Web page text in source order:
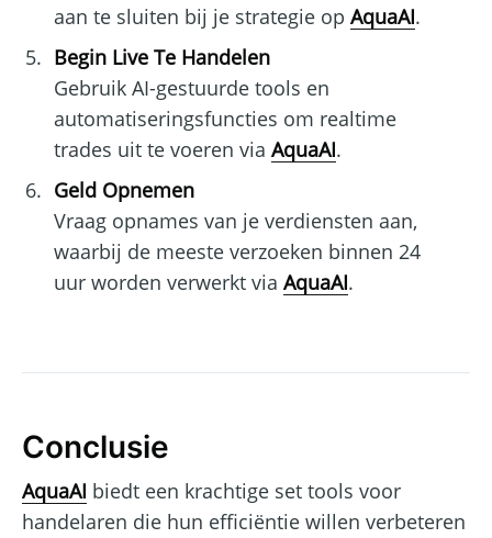
aan te sluiten bij je strategie op AquaAI.
Begin Live Te Handelen
Gebruik AI-gestuurde tools en
automatiseringsfuncties om realtime
trades uit te voeren via AquaAI.
Geld Opnemen
Vraag opnames van je verdiensten aan,
waarbij de meeste verzoeken binnen 24
uur worden verwerkt via AquaAI.
Conclusie
AquaAI biedt een krachtige set tools voor
handelaren die hun efficiëntie willen verbeteren